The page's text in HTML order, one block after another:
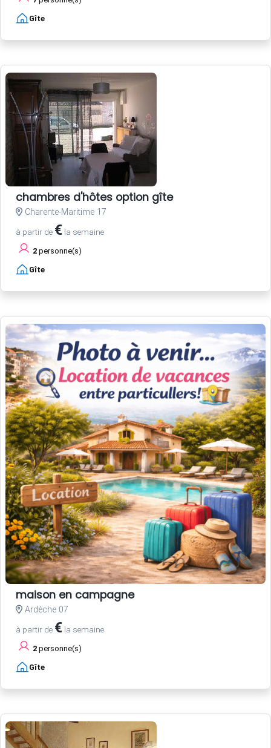
Gîte
chambres d'hôtes option gîte
Charente-Maritime 17
à partir de € la semaine
2 personne(s)
Gîte
maison en campagne
Ardèche 07
à partir de € la semaine
2 personne(s)
Gîte